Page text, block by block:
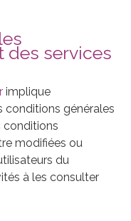
des services
implique
conditions générales
conditions
modifiées ou
du
à les consulter